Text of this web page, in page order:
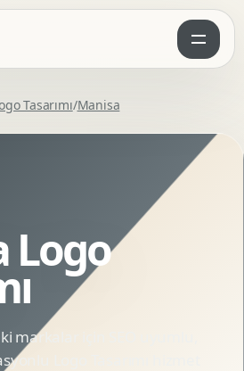
Tasarımı/Manisa
Logo
markalar için SEO uyumlu,
Logo Tasarımı hizmet